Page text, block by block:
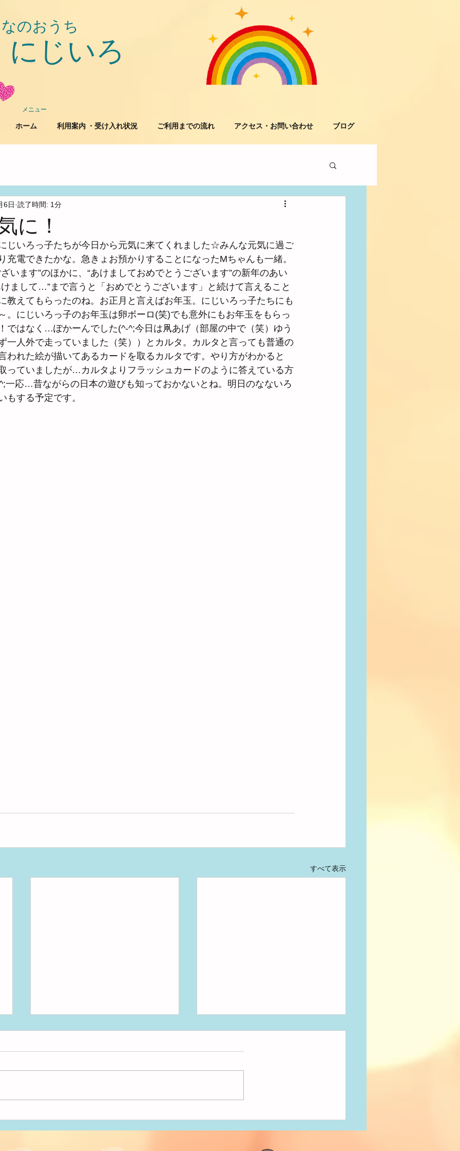
のおうち
にじいろ
ホーム 利用案内 ・受け入れ状況 ご利用までの流れ アクセス・お問い合わせ ブログ
メニュー
に！
6日 読了時間: 1分
じいろっ子たちが今日から元気に来てくれました☆みんな元気に過ご
充電できたかな。急きょお預かりすることになったMちゃんも一緒。
います”のほかに、“あけましておめでとうございます”の新年のあい
まして…”まで言うと「おめでとうございます」と続けて言えること
教えてもらったのね。お正月と言えばお年玉。にじいろっ子たちにも
。にじいろっ子のお年玉は卵ボーロ(笑)でも意外にもお年玉をもらっ
ではなく…ぽかーんでした(^-^;今日は凧あげ（部屋の中で（笑）ゆう
一人外で走っていました（笑））とカルタ。カルタと言っても普通の
われた絵が描いてあるカードを取るカルタです。やり方がわかると
っていましたが…カルタよりフラッシュカードのように答えている方
一応…昔ながらの日本の遊びも知っておかないとね。明日のなないろ
もする予定です。
すべて表示